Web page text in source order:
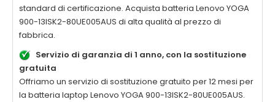
standard di certificazione. Acquista batteria Lenovo YOGA
900-13ISK2-80UE005AUS di alta qualità al prezzo di
fabbrica.
Servizio di garanzia di 1 anno, con la sostituzione
gratuita
Offriamo un servizio di sostituzione gratuito per 12 mesi per
la batteria laptop Lenovo YOGA 900-13ISK2-80UE005AUS.